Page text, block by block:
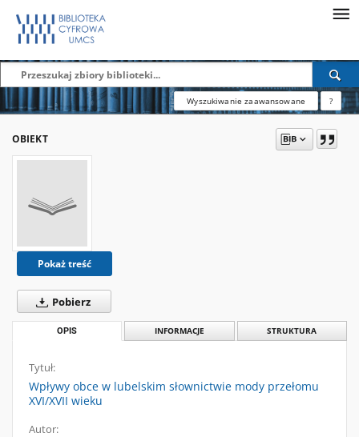
Wyszukiwanie zaawansowane ?
OBIEKT
Pokaż treść
Pobierz
OPIS INFORMACJE STRUKTURA
Tytuł:
Wpływy obce w lubelskim słownictwie mody przełomu
XVI/XVII wieku
Autor: